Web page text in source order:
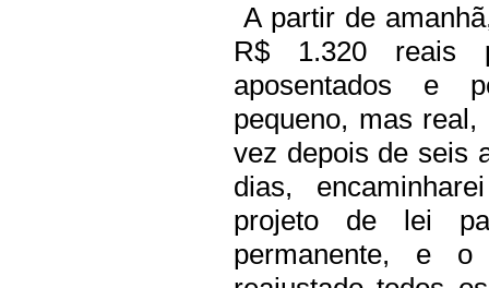
A partir de
R$ 1.320 reais
aposentados e
pequeno, mas
vez depois de seis
dias,
projeto de lei
permanente, e